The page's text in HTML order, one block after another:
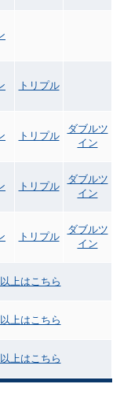
トリプル
トリプル
ダブルツ
イン
トリプル
ダブルツ
イン
トリプル
ダブルツ
イン
上はこちら
上はこちら
上はこちら